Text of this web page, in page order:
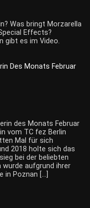
Was bringt Morzarella
Effects?
gibt es im Video.
Des Monats Februar
des Monats Februar
vom TC fez Berlin
Mal für sich
2018 holte sich das
bei der beliebten
wurde aufgrund ihrer
in Poznan […]